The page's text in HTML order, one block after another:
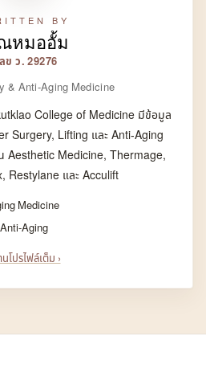
BY
หมออั้ม
ข ว. 29276
& Anti-Aging Medicine
College of Medicine มีข้อมูล
Surgery, Lifting และ Anti-Aging
Aesthetic Medicine, Thermage,
Restylane และ Acculift
Medicine
Aging
นโปรไฟล์เต็ม ›